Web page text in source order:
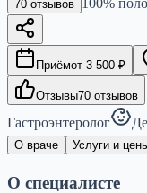
70 отзывов
Приёмот 3 500 ₽
Отзывы70 отзывов
Гастроэнтеролог
О враче Услуги и
О специалисте